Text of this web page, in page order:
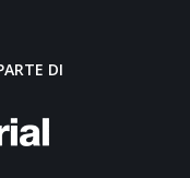
DI